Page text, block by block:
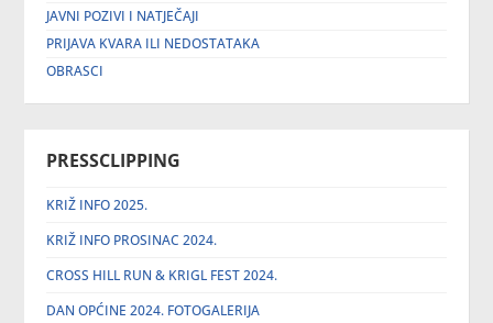
JAVNI POZIVI I NATJEČAJI
PRIJAVA KVARA ILI NEDOSTATAKA
OBRASCI
PRESSCLIPPING
KRIŽ INFO 2025.
KRIŽ INFO PROSINAC 2024.
CROSS HILL RUN & KRIGL FEST 2024.
DAN OPĆINE 2024. FOTOGALERIJA